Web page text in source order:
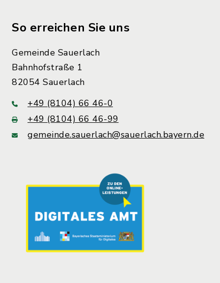
So erreichen Sie uns
Gemeinde Sauerlach
Bahnhofstraße 1
82054 Sauerlach
+49 (8104) 66 46-0
+49 (8104) 66 46-99
gemeinde.sauerlach@sauerlach.bayern.de